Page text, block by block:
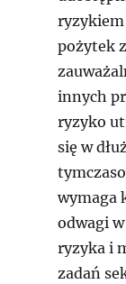
ryzykiem
pożytek
innych
ryzyko
się w
wymaga
odwagi
ryzyka i
zadań